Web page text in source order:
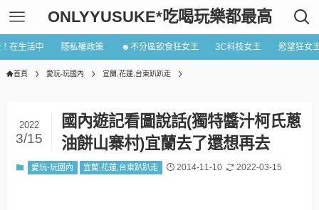
ONLYYUSUKE*吃喝玩樂都最高
在生活中 隱私權政策 ☻不分區飲食狂女王 3C科技女王 慾望狂女
首頁 愛玩-玩國內 宜蘭,花蓮,台東趴趴走
國內遊記看圖說話(獨特醬汁柯氏蔥
油餅山寨村)宜蘭去了還想再去
2022
3/15
愛玩-玩國內 宜蘭,花蓮,台東趴趴走 2014-11-10 2022-03-15